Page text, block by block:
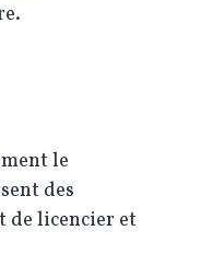
le
des
de licencier et